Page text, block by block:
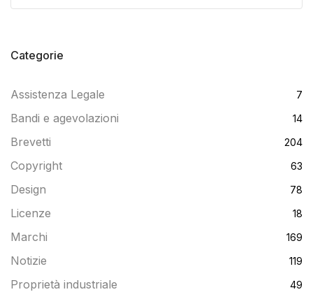
Categorie
Assistenza Legale 7
Bandi e agevolazioni 14
Brevetti 204
Copyright 63
Design 78
Licenze 18
Marchi 169
Notizie 119
Proprietà industriale 49